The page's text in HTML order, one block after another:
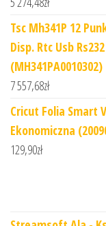
Tsc Mh341P 12
Disp. Rtc Usb
(MH341PA0010302)
7 557,68zł
Cricut Folia Smart
Ekonomiczna
129,90zł